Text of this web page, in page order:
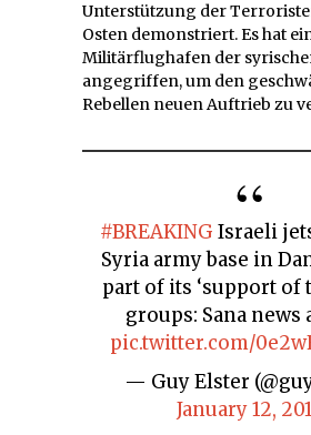
Unterstützung der
Osten demonstriert. Es hat
Militärflughafen der
angegriffen, um den
Rebellen neuen Auftrieb zu
#BREAKING Israeli
Syria army base in
part of its ‘support of
groups: Sana news
pic.twitter.com/
— Guy Elster
January 12,